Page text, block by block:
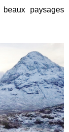
paysages